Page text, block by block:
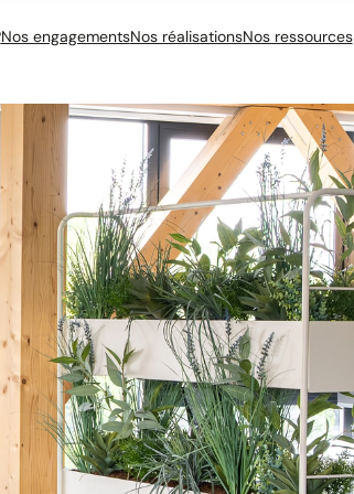
Nos engagementsNos réalisationsNos ressources